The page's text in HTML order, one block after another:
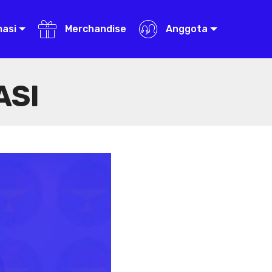
Merchandise Anggota